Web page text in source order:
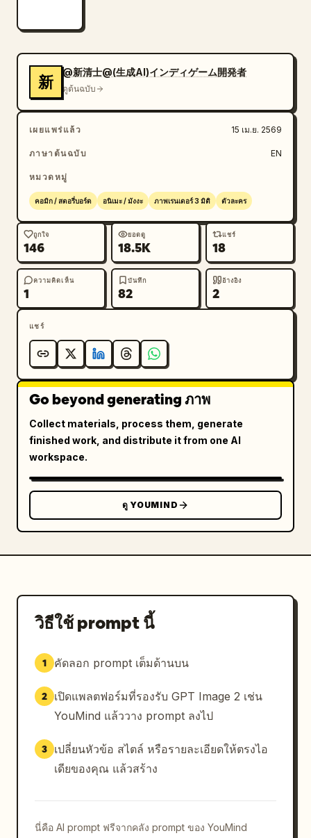
新
@新清士@(生成AI)インディゲーム開発者
ดูต้นฉบับ
เผยแพร่แล้ว 15 เม.ย. 2569
ภาษาต้นฉบับ EN
หมวดหมู่
คอมิก / สตอรี่บอร์ด อนิเมะ / มังงะ ภาพเรนเดอร์ 3 มิติ ตัวละคร
ถูกใจ
146
ยอดดู
18.5K
แชร์
18
ความคิดเห็น
1
บันทึก
82
อ้างอิง
2
แชร์
Go beyond generating ภาพ
Collect materials, process them, generate
finished work, and distribute it from one AI
workspace.
ดู YOUMIND
วิธีใช้ prompt นี้
1 คัดลอก prompt เต็มด้านบน
2
เปิดแพลตฟอร์มที่รองรับ GPT Image 2 เช่น
YouMind แล้ววาง prompt ลงไป
3
เปลี่ยนหัวข้อ สไตล์ หรือรายละเอียดให้ตรงไอ
เดียของคุณ แล้วสร้าง
นี่คือ AI prompt ฟรีจากคลัง prompt ของ YouMind